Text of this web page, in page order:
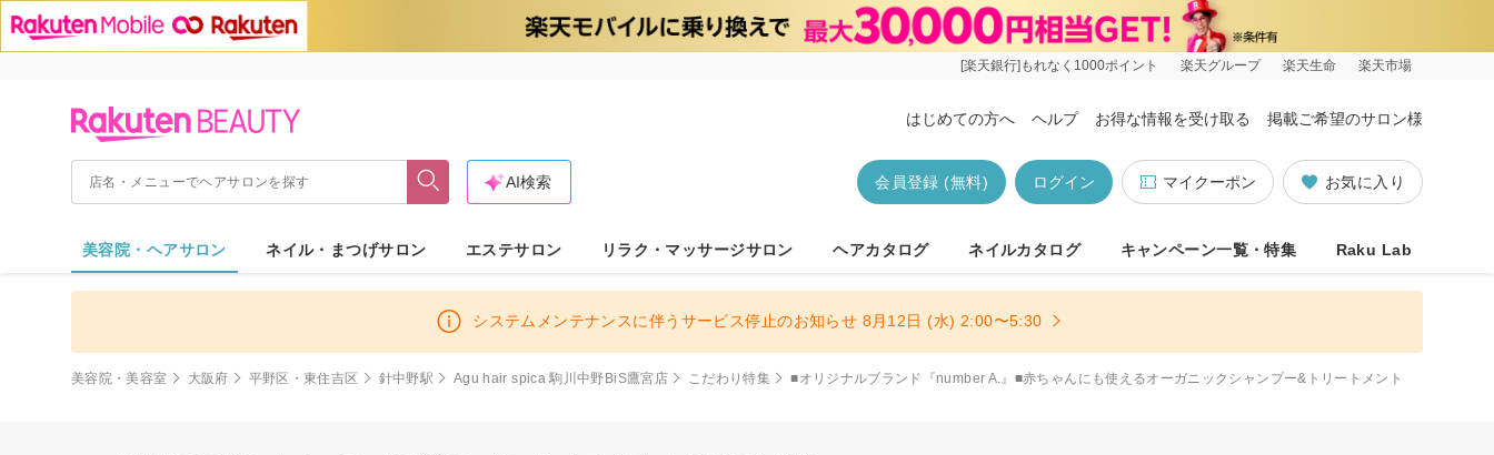
[楽天銀行]もれなく1000ポイント 楽天グループ 楽天生命 楽天市場
はじめての方へ ヘルプ お得な情報を受け取る 掲載ご希望のサロン様
お気に入り
マイクーポン
ログイン
会員登録 (無料)
AI検索
美容院・ヘアサロン ネイル・まつげサロン エステサロン リラク・マッサージサロン ヘアカタログ ネイルカタログ キャンペーン一覧・特集 Raku Lab
システムメンテナンスに伴うサービス停止のお知らせ 8月12日 (水) 2:00〜5:30
美容院・美容室 大阪府 平野区・東住吉区 針中野駅 Agu hair spica 駒川中野BiS鷹宮店 こだわり特集 ■オリジナルブランド『number A.』■赤ちゃんにも使えるオーガニックシャンプー&トリートメント